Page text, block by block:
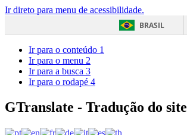
Ir direto para menu de acessibilidade.
BRASIL
Ir para o conteúdo 1
Ir para o menu 2
Ir para a busca 3
Ir para o rodapé 4
GTranslate - Tradução do site